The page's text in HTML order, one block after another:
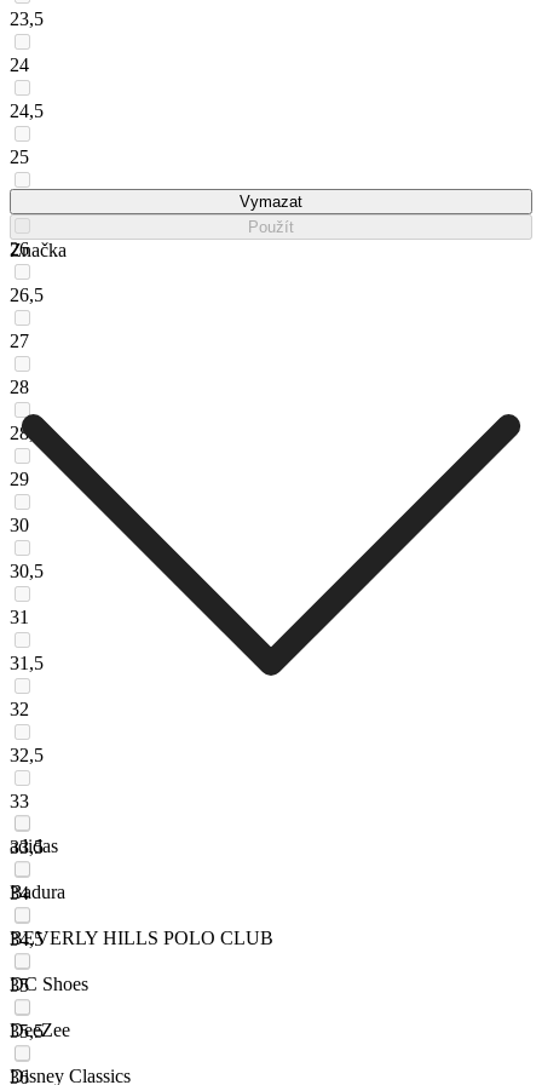
23,5
24
24,5
25
26
26,5
27
28
28,5
29
30
30,5
31
31,5
32
32,5
33
33,5
34
34,5
35
35,5
36
Vymazat
Použít
Značka
adidas
Badura
BEVERLY HILLS POLO CLUB
DC Shoes
DeeZee
Disney Classics